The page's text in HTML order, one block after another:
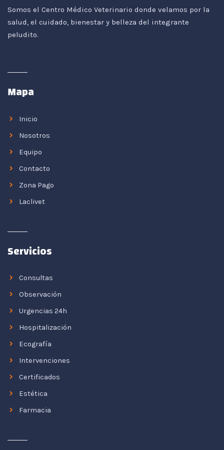
Somos el Centro Médico Veterinario donde velamos por la
salud, el cuidado, bienestar y belleza del integrante
peludito.
Mapa
Inicio
Nosotros
Equipo
Contacto
Zona Pago
Laclivet
Servicios
Consultas
Observación
Urgencias 24h
Hospitalización
Ecografía
Intervenciones
Certificados
Estética
Farmacia